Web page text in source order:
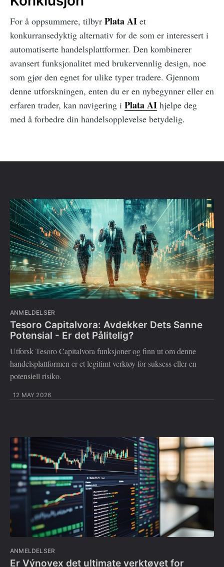
For å oppsummere, tilbyr Plata AI et
konkurransedyktig alternativ for de som er interessert i
automatiserte handelsplattformer. Den kombinerer
avansert funksjonalitet med brukervennlig design, noe
som gjør den egnet for ulike typer tradere. Gjennom
denne utforskningen, enten du er en nybegynner eller en
erfaren trader, kan navigering i Plata AI hjelpe deg
med å forbedre din handelsopplevelse betydelig.
ANMELDELSER
Tesoro Capitalvora: Avdekker Dets Sanne
Potensial - Er det Pålitelig?
Utforsk Tesoro Capitalvora funksjoner og finn ut om denne
handelsplattformen er et legitimt verktøy for suksess eller en
potensiell risiko.
12 MAY 2026
ANMELDELSER
Er Výnovex det ultimate verktøyet for